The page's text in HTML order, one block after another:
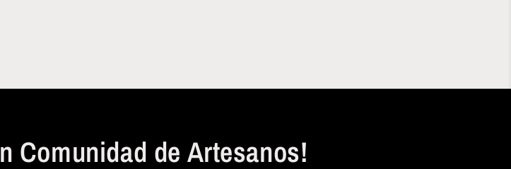
Comunidad de Artesanos!